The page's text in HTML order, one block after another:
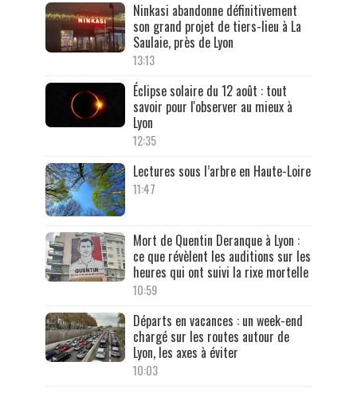
Ninkasi abandonne définitivement
son grand projet de tiers-lieu à La
Saulaie, près de Lyon
13:13
Éclipse solaire du 12 août : tout
savoir pour l'observer au mieux à
Lyon
12:35
Lectures sous l’arbre en Haute-Loire
11:47
Mort de Quentin Deranque à Lyon :
ce que révèlent les auditions sur les
heures qui ont suivi la rixe mortelle
10:59
Départs en vacances : un week-end
chargé sur les routes autour de
Lyon, les axes à éviter
10:03